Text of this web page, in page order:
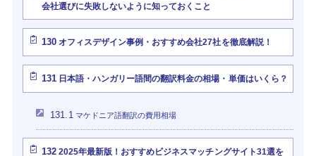
会社選びに失敗しないように知っておくこと
130 オフィスデザイン事例・おすすめ会社27社を徹底解説！
131 日本語・ハンガリー語間の翻訳料金の相場・単価はいくら？
131.1 マケドニア語翻訳の費用相場
132 2025年最新版！おすすめビジネスマッチングサイト31選を